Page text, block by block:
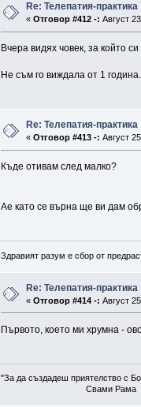
Re: Телепатия-практика
«Отговор #412 -: Август
Вчера видях човек, за който
Не съм го виждала от 1 година.
Re: Телепатия-практика
«Отговор #413 -: Август
Къде отивам след малко?
Ае като се върна ще ви дам
Здравият разум е сбор от
Re: Телепатия-практика
«Отговор #414 -: Август
Първото, което ми хрумна -
"За да създадеш приятелство с
Свами Рама